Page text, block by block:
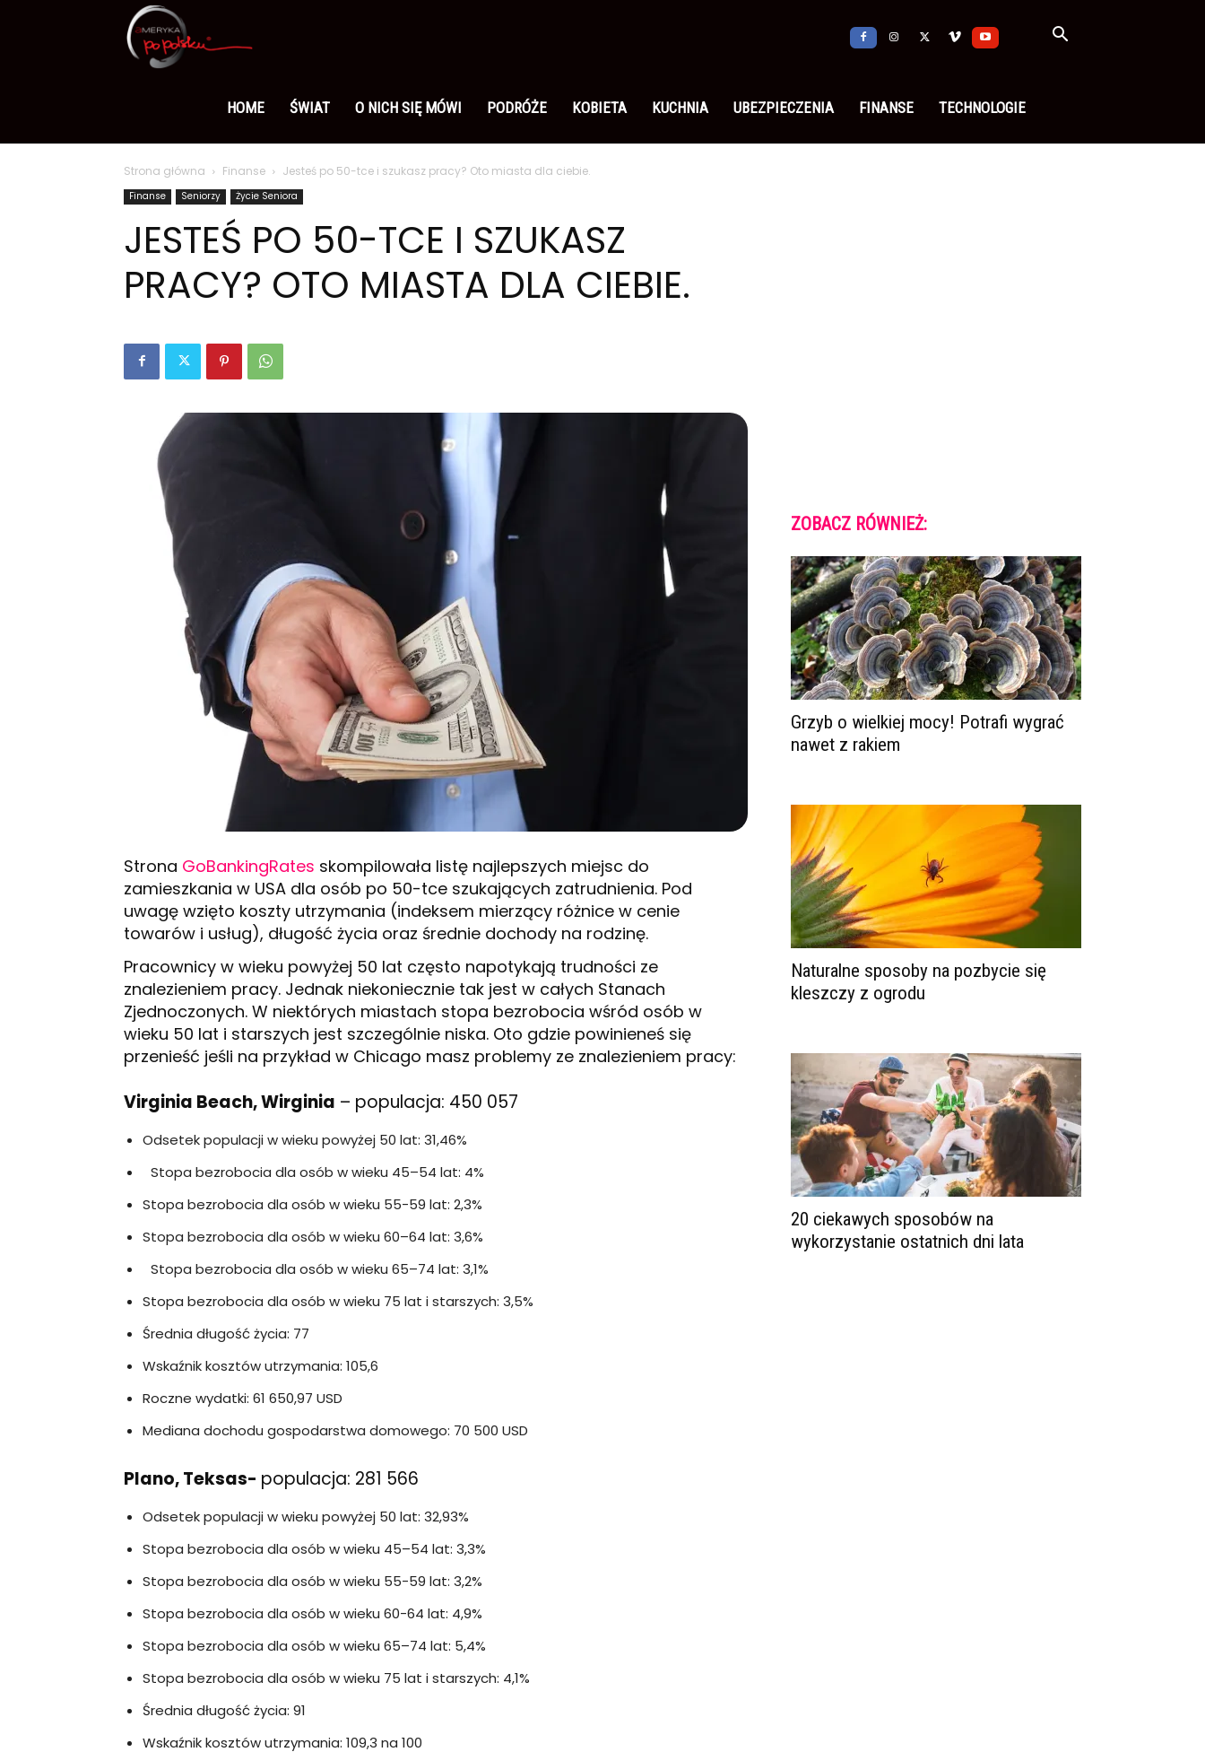
po
polsku
HOME ŚWIAT O NICH SIĘ MÓWI PODRÓŻE KOBIETA KUCHNIA UBEZPIECZENIA FINANSE TECHNOLOGIE
Strona główna Finanse Jesteś po 50-tce i szukasz pracy? Oto miasta dla ciebie.
Finanse Seniorzy Życie Seniora
JESTEŚ PO 50-TCE I SZUKASZ
PRACY? OTO MIASTA DLA CIEBIE.
Strona GoBankingRates skompilowała listę najlepszych miejsc do
zamieszkania w USA dla osób po 50-tce szukających zatrudnienia. Pod
uwagę wzięto koszty utrzymania (indeksem mierzący różnice w cenie
towarów i usług), długość życia oraz średnie dochody na rodzinę.
Pracownicy w wieku powyżej 50 lat często napotykają trudności ze
znalezieniem pracy. Jednak niekoniecznie tak jest w całych Stanach
Zjednoczonych. W niektórych miastach stopa bezrobocia wśród osób w
wieku 50 lat i starszych jest szczególnie niska. Oto gdzie powinieneś się
przenieść jeśli na przykład w Chicago masz problemy ze znalezieniem pracy:
Virginia Beach, Wirginia – populacja: 450 057
Odsetek populacji w wieku powyżej 50 lat: 31,46%
Stopa bezrobocia dla osób w wieku 45–54 lat: 4%
Stopa bezrobocia dla osób w wieku 55-59 lat: 2,3%
Stopa bezrobocia dla osób w wieku 60–64 lat: 3,6%
Stopa bezrobocia dla osób w wieku 65–74 lat: 3,1%
Stopa bezrobocia dla osób w wieku 75 lat i starszych: 3,5%
Średnia długość życia: 77
Wskaźnik kosztów utrzymania: 105,6
Roczne wydatki: 61 650,97 USD
Mediana dochodu gospodarstwa domowego: 70 500 USD
Plano, Teksas- populacja: 281 566
Odsetek populacji w wieku powyżej 50 lat: 32,93%
Stopa bezrobocia dla osób w wieku 45–54 lat: 3,3%
Stopa bezrobocia dla osób w wieku 55-59 lat: 3,2%
Stopa bezrobocia dla osób w wieku 60-64 lat: 4,9%
Stopa bezrobocia dla osób w wieku 65–74 lat: 5,4%
Stopa bezrobocia dla osób w wieku 75 lat i starszych: 4,1%
Średnia długość życia: 91
Wskaźnik kosztów utrzymania: 109,3 na 100
ZOBACZ RÓWNIEŻ:
Grzyb o wielkiej mocy! Potrafi wygrać
nawet z rakiem
Naturalne sposoby na pozbycie się
kleszczy z ogrodu
20 ciekawych sposobów na
wykorzystanie ostatnich dni lata